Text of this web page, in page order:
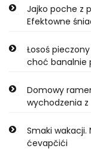
Jajko poche z
Efektowne
Łosoś
choć banalnie
Domowy
wychodzenia
Smaki wakacji.
ćevapčići